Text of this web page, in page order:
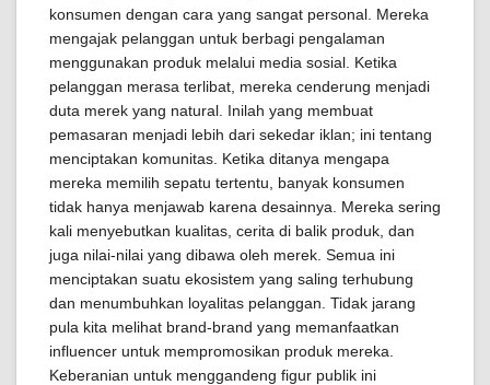
konsumen dengan cara yang sangat personal. Mereka
mengajak pelanggan untuk berbagi pengalaman
menggunakan produk melalui media sosial. Ketika
pelanggan merasa terlibat, mereka cenderung menjadi
duta merek yang natural. Inilah yang membuat
pemasaran menjadi lebih dari sekedar iklan; ini tentang
menciptakan komunitas. Ketika ditanya mengapa
mereka memilih sepatu tertentu, banyak konsumen
tidak hanya menjawab karena desainnya. Mereka sering
kali menyebutkan kualitas, cerita di balik produk, dan
juga nilai-nilai yang dibawa oleh merek. Semua ini
menciptakan suatu ekosistem yang saling terhubung
dan menumbuhkan loyalitas pelanggan. Tidak jarang
pula kita melihat brand-brand yang memanfaatkan
influencer untuk mempromosikan produk mereka.
Keberanian untuk menggandeng figur publik ini